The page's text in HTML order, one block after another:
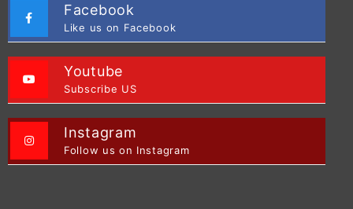
Facebook
Like us on Facebook
Youtube
Subscribe US
Instagram
Follow us on Instagram